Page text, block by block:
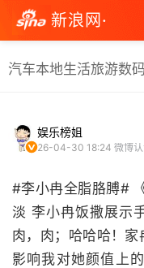
新浪网·
汽车本地生活旅游数码
娱乐榜姐
26-04-30 18:24 微博
#李小冉全脂胳膊#
淡 李小冉饭撒展示
肉，肉；哈哈哈！
影响我对她颜值上